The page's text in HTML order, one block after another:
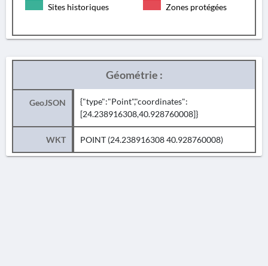
Sites historiques Zones protégées
Géométrie :
GeoJSON
{"type":"Point","coordinates":
[24.238916308,40.928760008]}
WKT POINT (24.238916308 40.928760008)